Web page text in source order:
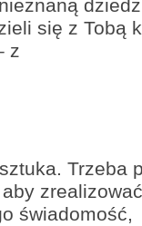
się z Tobą
z
Trzeba
świadomość,